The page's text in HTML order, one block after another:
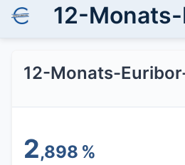
12-Monats-
2,898 %